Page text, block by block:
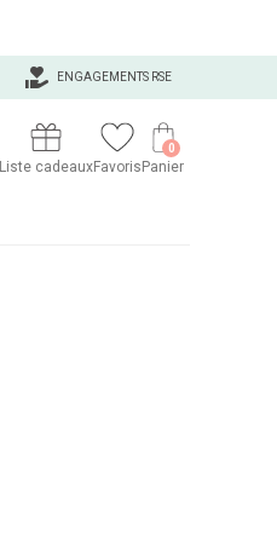
ENGAGEMENTS RSE
Liste cadeauxFavoris Panier
0